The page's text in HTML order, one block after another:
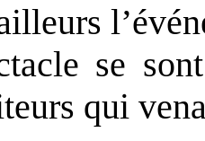
se
qui